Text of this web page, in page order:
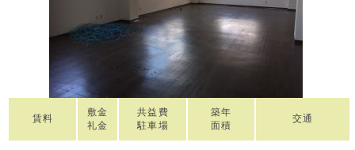
賃料
敷金
礼金
共益費
駐車場
築年
面積
交通